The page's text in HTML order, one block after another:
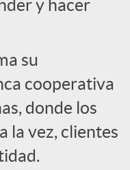
y hacer
su
cooperativa
donde los
la vez, clientes